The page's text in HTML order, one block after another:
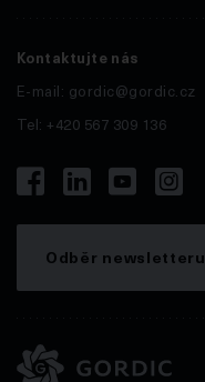
Kontaktujte nás
E-mail: gordic@gordic.cz
Tel: +420 567 309 136
Odběr newsletteru